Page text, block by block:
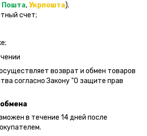
Пошта,Укрпошта).
счет;
возврат и обмен товаров
согласно Закону "О защите прав
в течение 14 дней после